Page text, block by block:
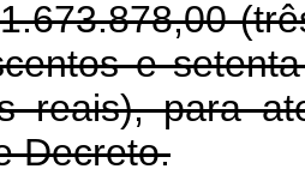
e
reais), para
Decreto.